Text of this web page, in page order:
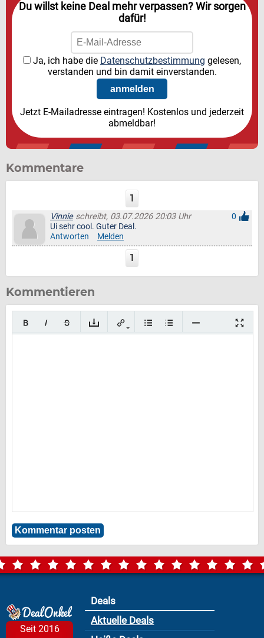
Du willst keine Deal mehr verpassen? Wir sorgen
dafür!
Ja, ich habe die Datenschutzbestimmung gelesen,
verstanden und bin damit einverstanden.
Jetzt E-Mailadresse eintragen! Kostenlos und jederzeit
abmeldbar!
Kommentare
1
Vinnieschreibt, 03.07.2026 20:03 Uhr
0
Ui sehr cool. Guter Deal.
Antworten
Melden
1
Kommentieren
Seit 2016
Deals
Aktuelle Deals